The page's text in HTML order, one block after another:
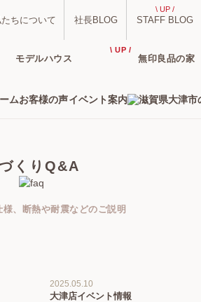
ちについて 社長BLOG STAFF BLOG
\ UP /
モデルハウス 無印良品の家
\ UP /
ムお客様の声イベント案内
くりQ&A
様、断熱や耐震などのご説明
2025.05.10
大津店イベント情報